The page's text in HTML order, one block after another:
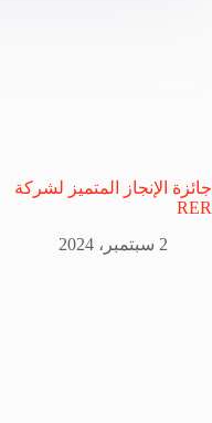
جائزة الإنجاز المتميز لشركة
RER
2 سبتمبر، 2024